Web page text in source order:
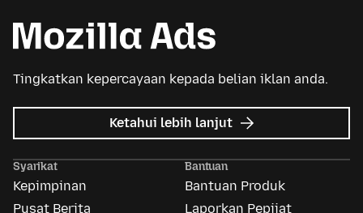
Tingkatkan kepercayaan kepada belian iklan anda.
Ketahui lebih lanjut tentang
Iklan
Syarikat
Kepimpinan
Pusat Berita
Bantuan
Bantuan Produk
Laporkan Pepijat